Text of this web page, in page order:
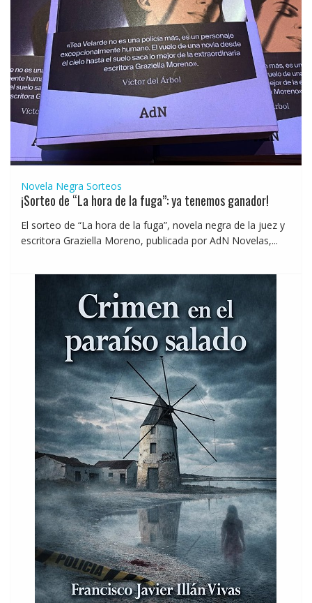
Novela Negra Sorteos
¡Sorteo de “La hora de la fuga”: ya tenemos ganador!
El sorteo de “La hora de la fuga”, novela negra de la juez y
escritora Graziella Moreno, publicada por AdN Novelas,...